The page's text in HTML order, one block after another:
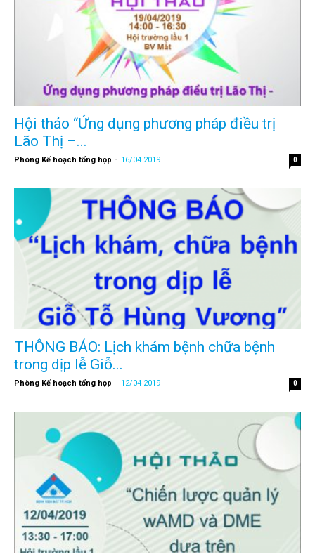
Hội thảo “Ứng dụng phương pháp điều trị
Lão Thị –...
Phòng Kế hoạch tổng họp - 16/04 2019 0
THÔNG BÁO: Lịch khám bệnh chữa bệnh
trong dịp lễ Giỗ...
Phòng Kế hoạch tổng họp - 12/04 2019 0